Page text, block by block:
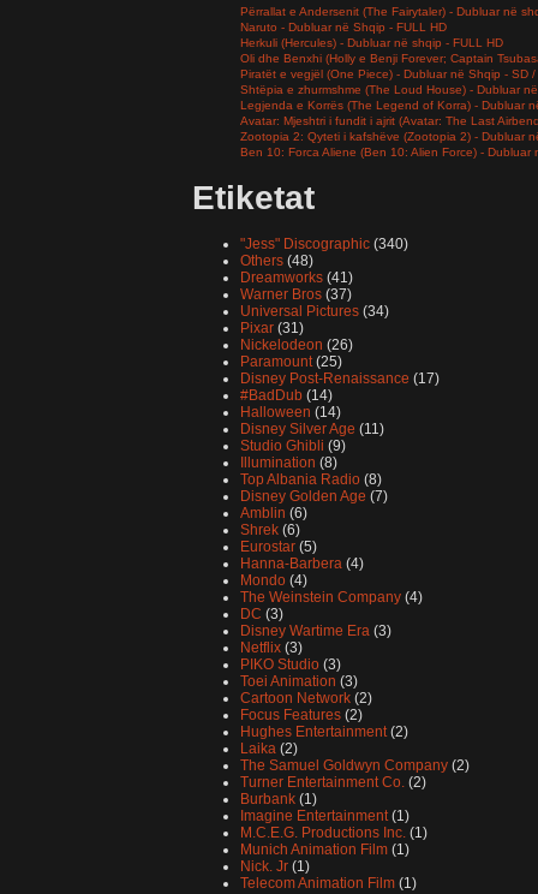
Përrallat e Andersenit (The Fairytaler) - Dubluar në
Naruto - Dubluar në Shqip - FULL HD
Herkuli (Hercules) - Dubluar në shqip - FULL HD
Oli dhe Benxhi (Holly e Benji Forever; Captain
Piratët e vegjël (One Piece) - Dubluar në Shqip - SD /
Shtëpia e zhurmshme (The Loud House) - Dubluar
Legjenda e Korrës (The Legend of Korra) - Dubluar
Avatar: Mjeshtri i fundit i ajrit (Avatar: The Last
Zootopia 2: Qyteti i kafshëve (Zootopia 2) - Dubluar
Ben 10: Forca Aliene (Ben 10: Alien Force) - Dubluar
Etiketat
"Jess" Discographic (340)
Others (48)
Dreamworks (41)
Warner Bros (37)
Universal Pictures (34)
Pixar (31)
Nickelodeon (26)
Paramount (25)
Disney Post-Renaissance (17)
#BadDub (14)
Halloween (14)
Disney Silver Age (11)
Studio Ghibli (9)
Illumination (8)
Top Albania Radio (8)
Disney Golden Age (7)
Amblin (6)
Shrek (6)
Eurostar (5)
Hanna-Barbera (4)
Mondo (4)
The Weinstein Company (4)
DC (3)
Disney Wartime Era (3)
Netflix (3)
PIKO Studio (3)
Toei Animation (3)
Cartoon Network (2)
Focus Features (2)
Hughes Entertainment (2)
Laika (2)
The Samuel Goldwyn Company (2)
Turner Entertainment Co. (2)
Burbank (1)
Imagine Entertainment (1)
M.C.E.G. Productions Inc. (1)
Munich Animation Film (1)
Nick. Jr (1)
Telecom Animation Film (1)